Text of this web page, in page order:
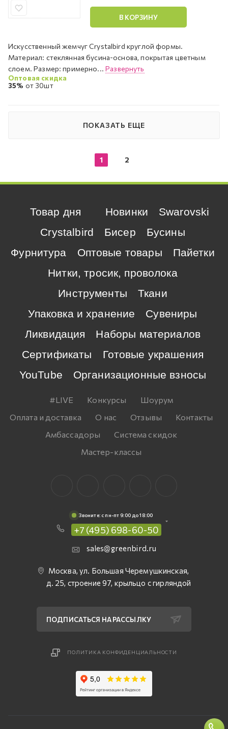
Оптовая скидка
35% от 30шт
В КОРЗИНУ
Искусственный жемчуг Crystalbird круглой формы.
Материал: стеклянная бусина-основа, покрытая цветным
слоем. Размер: примерно...Развернуть
ПОКАЗАТЬ ЕЩЕ
1 2
Товар дня Новинки
Swarovski
Crystalbird
Бисер
Бусины
Фурнитура
Оптовые товары
Пайетки
Нитки, тросик, проволока
Инструменты
Ткани
Упаковка и хранение
Сувениры
Ликвидация
Наборы материалов
Сертификаты
Готовые украшения
YouTube
Организационные взносы
#LIVE Конкурсы
Шоурум
Оплата и доставка
О нас Отзывы
Контакты
Амбассадоры
Система скидок
Мастер-классы
Звоните: c пн-пт 9:00 до 18:00
+7 (495) 698-60-50
sales@greenbird.ru
Москва, ул. Большая Черемушкинская,
д. 25, строение 97, крыльцо с гирляндой
ПОДПИСАТЬСЯ НА РАССЫЛКУ
ПОЛИТИКА КОНФИДЕНЦИАЛЬНОСТИ